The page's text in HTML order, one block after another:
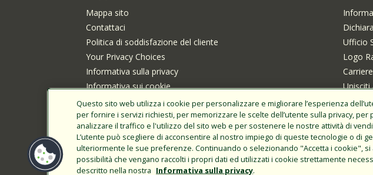
Mappa sito
Contattaci
Politica di soddisfazione del cliente
Your Privacy Choices
Informativa sulla privacy
Informativa sui cookie
Informativa sulla privacy di Rain Bird per i residenti in
California
Invio di idee per nuovi prodotti
Termini di utilizzo
Transparency Act della California
Accesso cliente
Ufficio
Logo
Carriere
Unisciti
Questo sito web utilizza i cookie per personalizzare e migliorare l’esperienza
per fornire i servizi richiesti, per memorizzare le scelte dell’utente sulla privacy, per
analizzare il traffico e l'utilizzo del sito web e per sostenere le nostre attività di
L’utente può scegliere di acconsentire al nostro impiego di queste tecnologie o di
ulteriormente le sue preferenze. Continuando o selezionando "Accetta i cookie", si
possibilità che vengano raccolti i propri dati ed utilizzati i cookie strettamente
descritto nella nostra Informativa sulla privacy.